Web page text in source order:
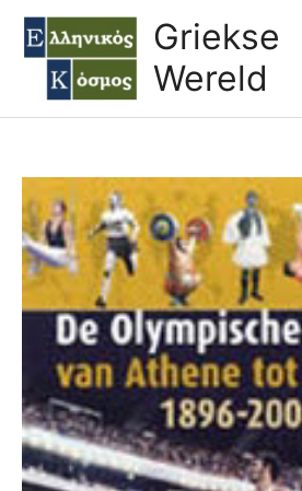
Griekse
Wereld
OLYMPISCHE
SPELEN
VAN
ATHENE
1896-
2004
aantal